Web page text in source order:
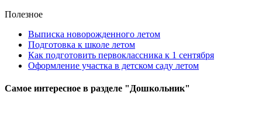
Полезное
Выписка новорожденного летом
Подготовка к школе летом
Как подготовить первоклассника к 1 сентября
Оформление участка в детском саду летом
Самое интересное в разделе "Дошкольник"